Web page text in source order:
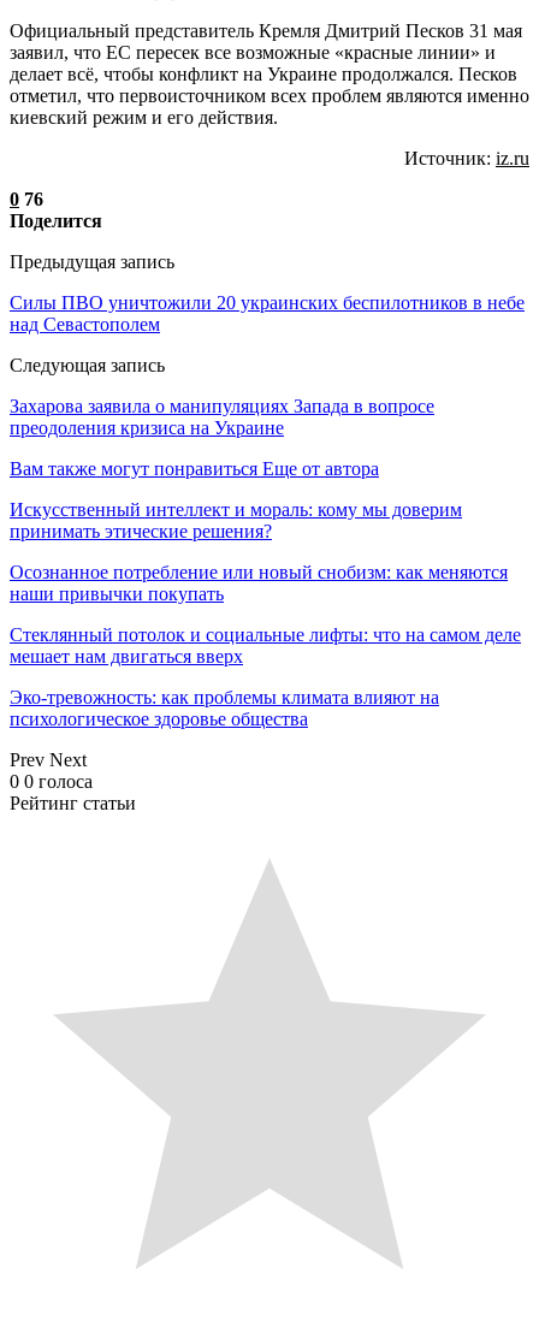
Официальный представитель Кремля Дмитрий Песков 31 мая
заявил, что ЕС пересек все возможные «красные линии» и
делает всё, чтобы конфликт на Украине продолжался. Песков
отметил, что первоисточником всех проблем являются именно
киевский режим и его действия.
Источник: iz.ru
0 76
Поделится
Предыдущая запись
Силы ПВО уничтожили 20 украинских беспилотников в небе
над Севастополем
Следующая запись
Захарова заявила о манипуляциях Запада в вопросе
преодоления кризиса на Украине
Вам также могут понравиться Еще от автора
Искусственный интеллект и мораль: кому мы доверим
принимать этические решения?
Осознанное потребление или новый снобизм: как меняются
наши привычки покупать
Стеклянный потолок и социальные лифты: что на самом деле
мешает нам двигаться вверх
Эко-тревожность: как проблемы климата влияют на
психологическое здоровье общества
Prev Next
0 0 голоса
Рейтинг статьи